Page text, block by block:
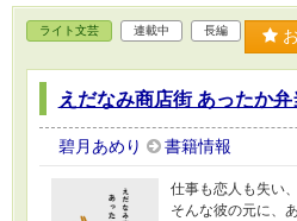
ライト文芸 連載中 長編
えだなみ商店街 あったか
碧月あめり 書籍情報
仕事も恋人も失い
そんな彼の元に、